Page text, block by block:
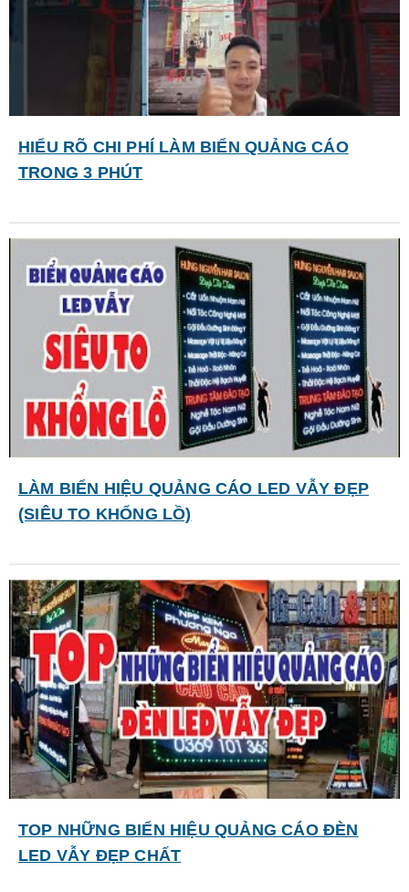
HIỂU RÕ CHI PHÍ LÀM BIỂN QUẢNG CÁO
TRONG 3 PHÚT
LÀM BIỂN HIỆU QUẢNG CÁO LED VẪY ĐẸP
(SIÊU TO KHỔNG LỒ)
TOP NHỮNG BIỂN HIỆU QUẢNG CÁO ĐÈN
LED VẪY ĐẸP CHẤT